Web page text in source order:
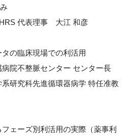
代表理事 大江 和彦
の臨床現場での利活用
院不整脈センター センター長
究科先進循環器病学 特任准教
ェーズ別利活用の実際（薬事利